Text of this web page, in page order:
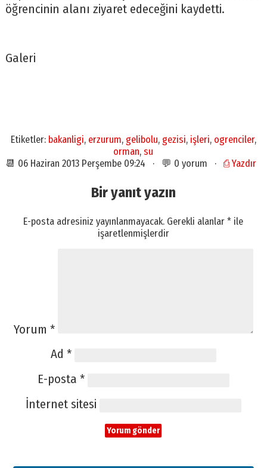
öğrencinin alanı ziyaret edeceğini kaydetti.
Galeri
Etiketler: bakanligi, erzurum, gelibolu, gezisi, işleri, ogrenciler,
orman,su
📆 06 Haziran 2013 Perşembe 09:24 · 💬 0 yorum · ⎙ Yazdır
Bir yanıt yazın
E-posta adresiniz yayınlanmayacak. Gerekli alanlar* ile
işaretlenmişlerdir
Yorum *
Ad *
E-posta *
İnternet sitesi